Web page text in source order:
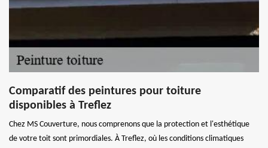
Comparatif des peintures pour toiture
disponibles à Treflez
Chez MS Couverture, nous comprenons que la protection et l'esthétique
de votre toit sont primordiales. À Treflez, où les conditions climatiques